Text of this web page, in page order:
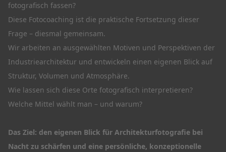
fotografisch fassen?
Diese Fotocoaching ist die praktische Fortsetzung dieser
Frage – diesmal gemeinsam.
Wir arbeiten an ausgewählten Motiven und Perspektiven der
Industriearchitektur und entwickeln einen eigenen Blick auf
Struktur, Volumen und Atmosphäre.
Wie lassen sich diese Orte fotografisch interpretieren?
Welche Mittel wählt man – und warum?
Das Ziel: den eigenen Blick für Architekturfotografie bei
Nacht zu schärfen und eine persönliche, konzeptionelle